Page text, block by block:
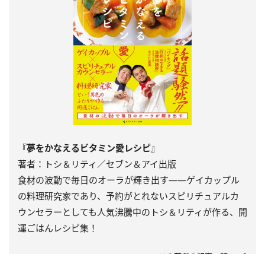
『夢をかなえるビタミン愛レシピ』
著者：トシ＆リティ／セブン＆アイ出版
食材の波動で毎日のオーラが輝き出す――ゲイカップル
の料理研究家であり、予約がとれないスピリチュアルカ
ウンセラーとしても人気沸騰中のトシ＆リティが作る、開
運ごはんレシピ集！